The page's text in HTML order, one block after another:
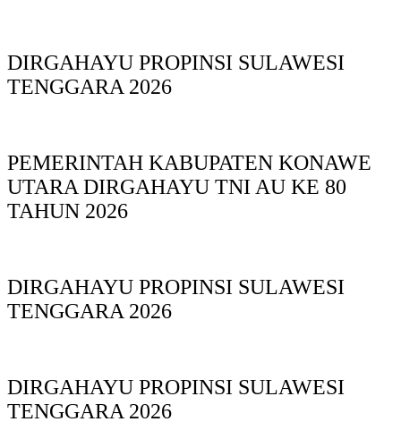
DIRGAHAYU PROPINSI SULAWESI
TENGGARA 2026
PEMERINTAH KABUPATEN KONAWE
UTARA DIRGAHAYU TNI AU KE 80
TAHUN 2026
DIRGAHAYU PROPINSI SULAWESI
TENGGARA 2026
DIRGAHAYU PROPINSI SULAWESI
TENGGARA 2026